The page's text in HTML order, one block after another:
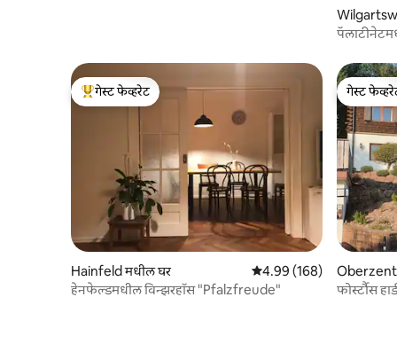
टॉप गेस्ट फेव्हरेट
गेस्ट फेव्हरेट
Hainfeld मधील घर 5 पैकी 4.99 सरासरी रेटिंग,
4.99 (168)
हेनफेल्डमधील विन्झरहॉस "Pfalzfreude"
गेस्ट
गेस्ट
Oberzent
फोर्स्टौस